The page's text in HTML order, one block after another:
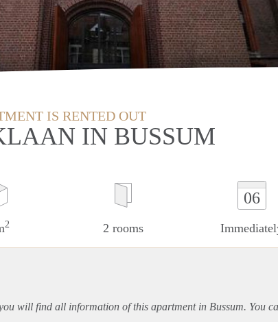
IS RENTED OUT
IN BUSSUM
2 2 rooms
06
will find all information of this apartmentin Bussum. You